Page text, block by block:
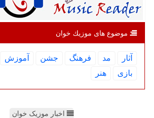
موضوع های موزیك خوان
آثار مد فرهنگ جشن آموزش
بازی
هنر
اخبار موزیک خوان